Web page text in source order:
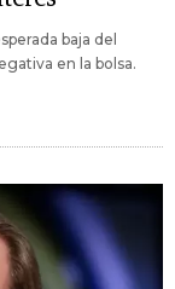
baja del
en la bolsa.